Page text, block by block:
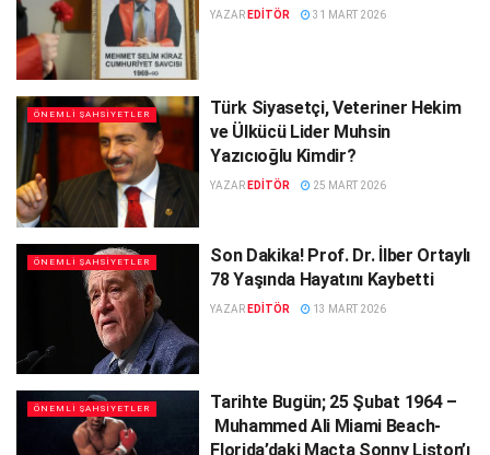
YAZAR EDITÖR 31 MART 2026
ÖNEMLI ŞAHSIYETLER
Türk Siyasetçi, Veteriner Hekim
ve Ülkücü Lider Muhsin
Yazıcıoğlu Kimdir?
YAZAR EDITÖR 25 MART 2026
ÖNEMLI ŞAHSIYETLER
Son Dakika! Prof. Dr. İlber Ortaylı
78 Yaşında Hayatını Kaybetti
YAZAR EDITÖR 13 MART 2026
ÖNEMLI ŞAHSIYETLER
Tarihte Bugün; 25 Şubat 1964 –
Muhammed Ali Miami Beach-
Florida’daki Maçta Sonny Liston’ı